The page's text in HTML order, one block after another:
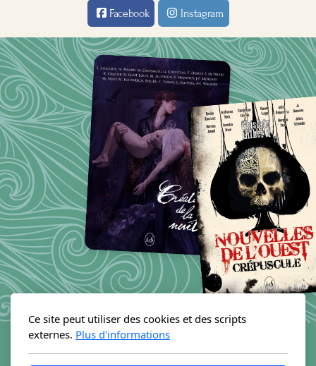
Facebook Instagram
Ce site peut utiliser des cookies et des scripts
externes. Plus d'informations